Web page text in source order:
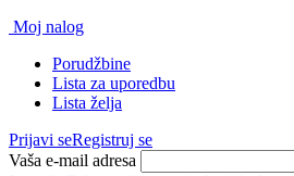
Moj nalog
Porudžbine
Lista za uporedbu
Lista želja
Prijavi seRegistruj se
Vaša e-mail adresa